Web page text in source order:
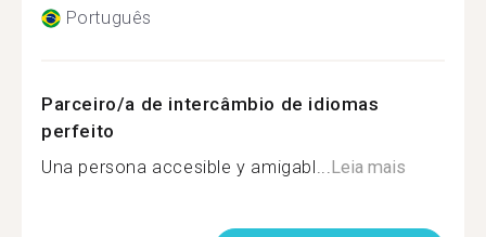
Português
Parceiro/a de intercâmbio de idiomas
perfeito
Una persona accesible y amigabl...Leia mais